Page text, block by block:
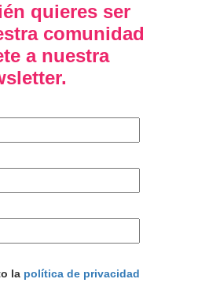
quieres ser
comunidad
a nuestra
la política de privacidad